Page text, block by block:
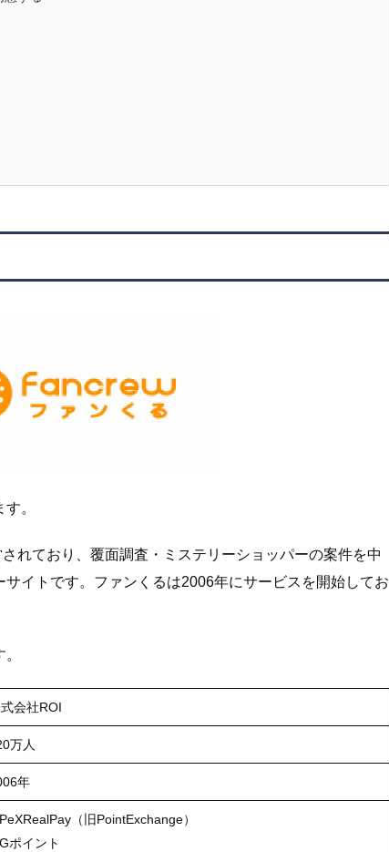
。
れており、覆面調査・ミステリーショッパーの案件を中
イトです。ファンくるは2006年にサービスを開始してお
会社ROI
万人
年
（旧PointExchange）
ポイント